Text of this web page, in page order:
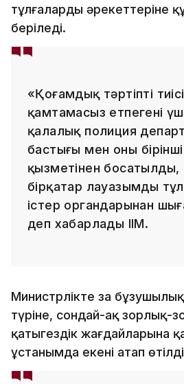
тұлғалардың әрекеттеріне
беріледі.
«Қоғамдық тәртіпті
қамтамасыз етпегені
қалалық полиция
бастығы мен оның
қызметінен босатылды,
бірқатар лауазымды
істер органдарынан
деп хабарлады ІІМ.
Министрлікте заң
түріне, сондай-ақ зорлық-
қатыгездік жағдайларына
ұстанымда екені атап